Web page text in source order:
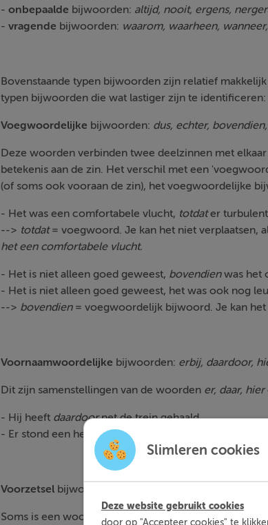
- onbepaalde bijwoorden: altijd, nooit, ergens,
- vragende bijwoorden: waarom, waarheen,
Bovenstaande typen bijwoorden zijn relatief
typen bijwoorden die wat lastiger zijn te identificeren:
Voegwoordelijke bijwoorden: dus, echter, bovendien,
Deze woorden verbinden twee deelzinnen met
betekenis aan de zin. Het verschil met een
(of soms ook vooraan de zin), het voegwoordelijke
- Het was een comfortabele vlucht, totdater
--> totdat= voegwoord. Je kan het niet verplaatsen,
het een comfortabele vlucht.
- Het is niet alleen goed geweest, bovendienwas het
- Het is niet alleen goed geweest, het was ook nog
--> bovendien= voegwoordelijk bijwoord. Je kan het
Voornaamwoordelijke bijwoorden: erbij, daardoor,
Dit zijn samenstellingen van de woorden er, daar, hier
- Hij heeft daardoornet de trein gehaald.
- Er stond een hekje,waarachter
Voorzetsel bijwoorden:
Soms is een woord dat soms ook een voorzetsel is,
Slimleren cookies
Deze website gebruikt cookies
door op "Accepteer cookies" te